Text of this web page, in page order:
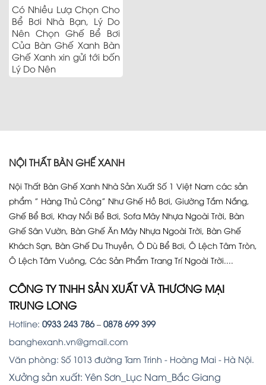
Có Nhiều Lưạ Chọn Cho
Bể Bơi Nhà Bạn, Lý Do
Nên Chọn Ghế Bể Bơi
Của Bàn Ghế Xanh Bàn
Ghế Xanh xin gửi tới bốn
Lý Do Nên
NỘI THẤT BÀN GHẾ XANH
Nội Thất Bàn Ghế Xanh Nhà Sản Xuất Số 1 Việt Nam các sản
phẩm ” Hàng Thủ Công” Như Ghế Hồ Bơi, Giường Tắm Nắng,
Ghế Bể Bơi, Khay Nổi Bể Bơi, Sofa Mây Nhựa Ngoài Trời, Bàn
Ghế Sân Vườn, Bàn Ghế Ăn Mây Nhựa Ngoài Trời, Bàn Ghế
Khách Sạn, Bàn Ghế Du Thuyền, Ô Dù Bể Bơi, Ô Lệch Tâm Tròn,
Ô Lệch Tâm Vuông, Các Sản Phẩm Trang Trí Ngoài Trời....
CÔNG TY TNHH SẢN XUẤT VÀ THƯƠNG MẠI
TRUNG LONG
Hotline: 0933 243 786– 0878 699 399
banghexanh.vn@gmail.com
Văn phòng: Số 1013 đường Tam Trinh - Hoàng Mai - Hà Nội.
Xưởng sản xuất: Yên Sơn_Lục Nam_Bắc Giang